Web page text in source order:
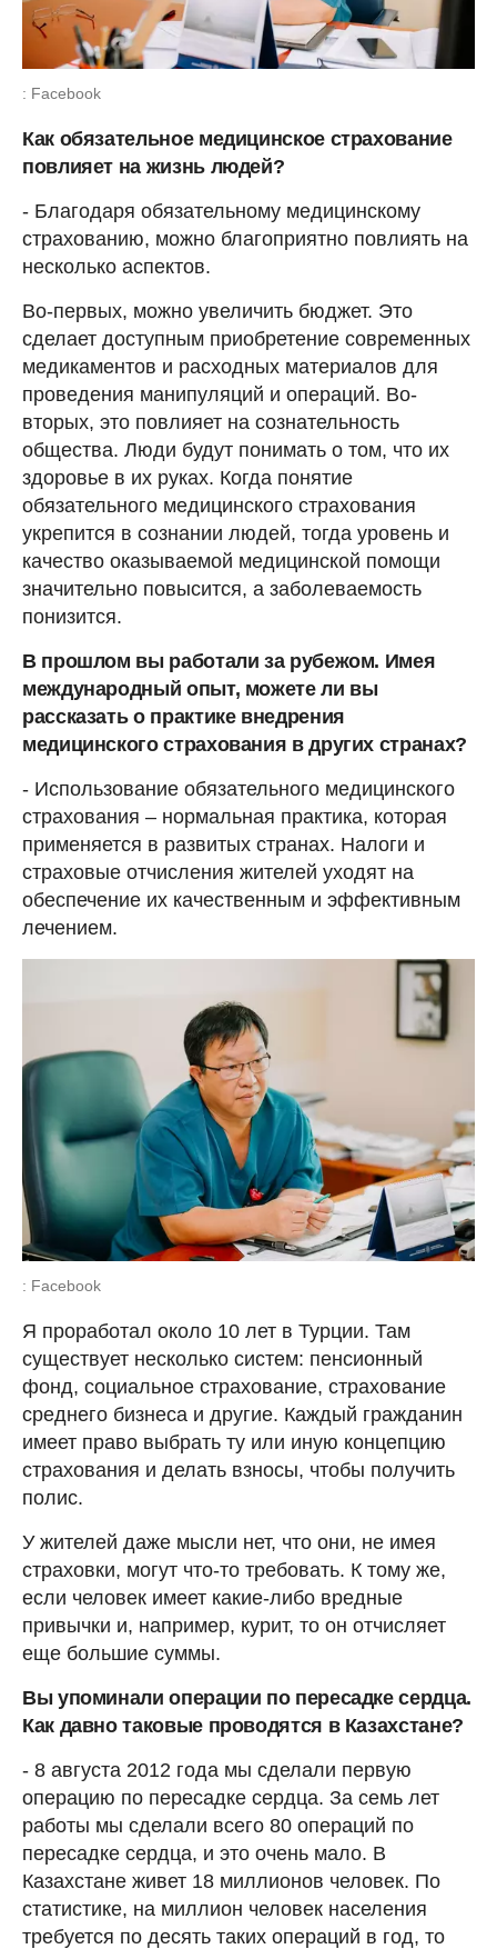
: Facebook
Как обязательное медицинское страхование
повлияет на жизнь людей?
- Благодаря обязательному медицинскому
страхованию, можно благоприятно повлиять на
несколько аспектов.
Во-первых, можно увеличить бюджет. Это
сделает доступным приобретение современных
медикаментов и расходных материалов для
проведения манипуляций и операций. Во-
вторых, это повлияет на сознательность
общества. Люди будут понимать о том, что их
здоровье в их руках. Когда понятие
обязательного медицинского страхования
укрепится в сознании людей, тогда уровень и
качество оказываемой медицинской помощи
значительно повысится, а заболеваемость
понизится.
В прошлом вы работали за рубежом. Имея
международный опыт, можете ли вы
рассказать о практике внедрения
медицинского страхования в других странах?
- Использование обязательного медицинского
страхования – нормальная практика, которая
применяется в развитых странах. Налоги и
страховые отчисления жителей уходят на
обеспечение их качественным и эффективным
лечением.
: Facebook
Я проработал около 10 лет в Турции. Там
существует несколько систем: пенсионный
фонд, социальное страхование, страхование
среднего бизнеса и другие. Каждый гражданин
имеет право выбрать ту или иную концепцию
страхования и делать взносы, чтобы получить
полис.
У жителей даже мысли нет, что они, не имея
страховки, могут что-то требовать. К тому же,
если человек имеет какие-либо вредные
привычки и, например, курит, то он отчисляет
еще большие суммы.
Вы упоминали операции по пересадке сердца.
Как давно таковые проводятся в Казахстане?
- 8 августа 2012 года мы сделали первую
операцию по пересадке сердца. За семь лет
работы мы сделали всего 80 операций по
пересадке сердца, и это очень мало. В
Казахстане живет 18 миллионов человек. По
статистике, на миллион человек населения
требуется по десять таких операций в год, то